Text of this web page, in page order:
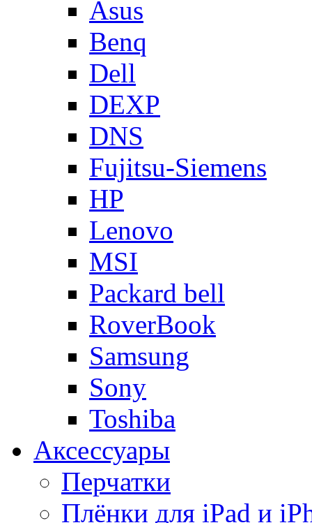
Asus
Benq
Dell
DEXP
DNS
Fujitsu-Siemens
HP
Lenovo
MSI
Packard bell
RoverBook
Samsung
Sony
Toshiba
Аксессуары
Перчатки
Плёнки для iPad и